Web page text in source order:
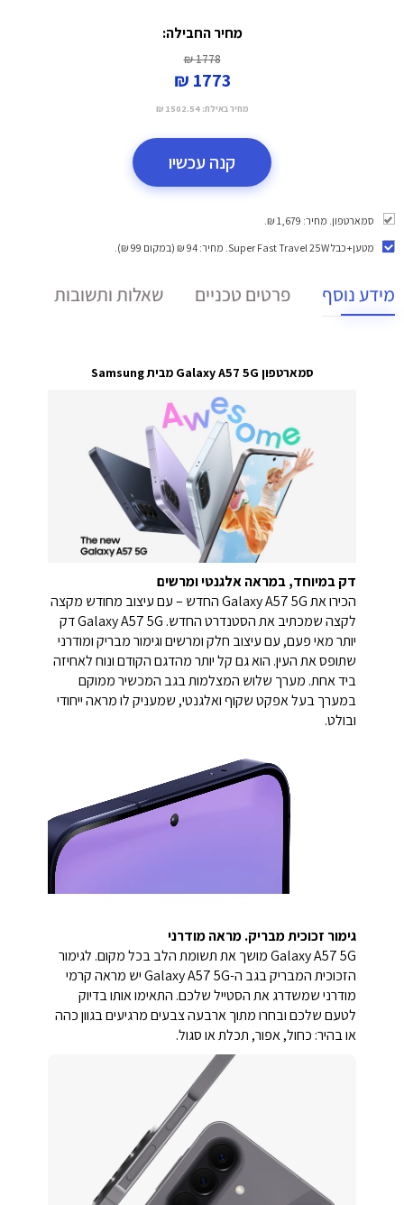
מחיר החבילה:
1778 ₪
1773 ₪
מחיר באילת: 1502.54 ₪
קנה עכשיו
סמארטפון. מחיר: 1,679 ₪.
מטען+כבל Super Fast Travel 25W
. מחיר: 94 ₪ (במקום 99 ₪).
מידע נוסף פרטים טכניים שאלות ותשובות
סמארטפון Galaxy A57 5G מבית Samsung
דק במיוחד, במראה אלגנטי ומרשים
הכירו את Galaxy A57 5G החדש – עם עיצוב מחודש מקצה
לקצה שמכתיב את הסטנדרט החדש. Galaxy A57 5G דק
יותר מאי פעם, עם עיצוב חלק ומרשים וגימור מבריק ומודרני
שתופס את העין. הוא גם קל יותר מהדגם הקודם ונוח לאחיזה
ביד אחת. מערך שלוש המצלמות בגב המכשיר ממוקם
במערך בעל אפקט שקוף ואלגנטי, שמעניק לו מראה ייחודי
ובולט.
גימור זכוכית מבריק. מראה מודרני
Galaxy A57 5G מושך את תשומת הלב בכל מקום. לגימור
הזכוכית המבריק בגב ה-Galaxy A57 5G יש מראה קרמי
מודרני שמשדרג את הסטייל שלכם. התאימו אותו בדיוק
לטעם שלכם ובחרו מתוך ארבעה צבעים מרגיעים בגוון כהה
או בהיר: כחול, אפור, תכלת או סגול.